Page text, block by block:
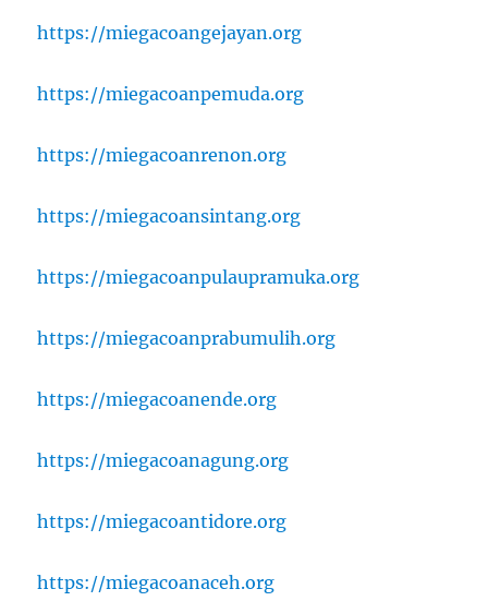
https://miegacoangejayan.org
https://miegacoanpemuda.org
https://miegacoanrenon.org
https://miegacoansintang.org
https://miegacoanpulaupramuka.org
https://miegacoanprabumulih.org
https://miegacoanende.org
https://miegacoanagung.org
https://miegacoantidore.org
https://miegacoanaceh.org